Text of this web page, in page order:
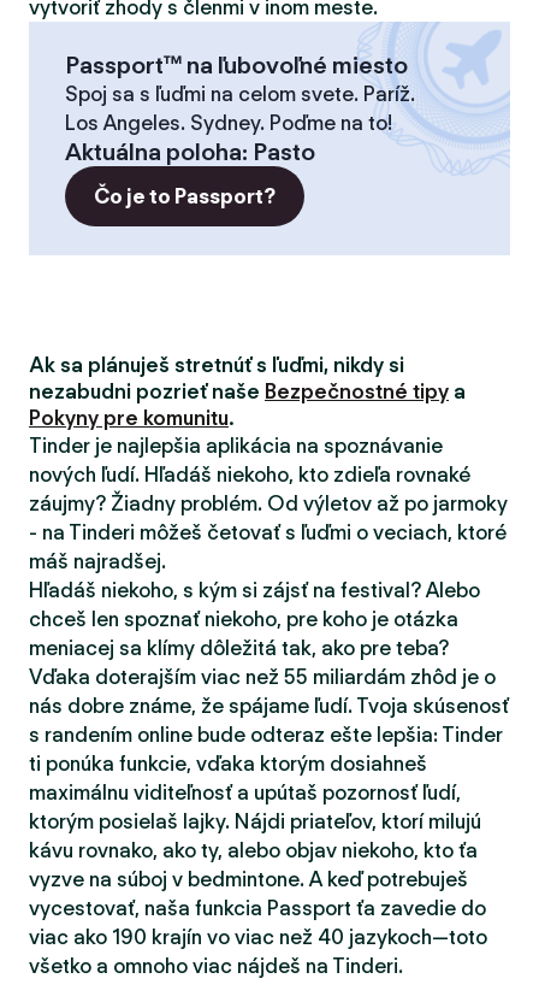
vytvoriť zhody s členmi v inom meste.
Passport™ na ľubovoľné miesto
Spoj sa s ľuďmi na celom svete. Paríž.
Los Angeles. Sydney. Poďme na to!
Aktuálna poloha: Pasto
Čo je to Passport?
Ak sa plánuješ stretnúť s ľuďmi, nikdy si
nezabudni pozrieť naše Bezpečnostné tipy a
Pokyny pre komunitu.
Tinder je najlepšia aplikácia na spoznávanie
nových ľudí. Hľadáš niekoho, kto zdieľa rovnaké
záujmy? Žiadny problém. Od výletov až po jarmoky
- na Tinderi môžeš četovať s ľuďmi o veciach, ktoré
máš najradšej.
Hľadáš niekoho, s kým si zájsť na festival? Alebo
chceš len spoznať niekoho, pre koho je otázka
meniacej sa klímy dôležitá tak, ako pre teba?
Vďaka doterajším viac než 55 miliardám zhôd je o
nás dobre známe, že spájame ľudí. Tvoja skúsenosť
s randením online bude odteraz ešte lepšia: Tinder
ti ponúka funkcie, vďaka ktorým dosiahneš
maximálnu viditeľnosť a upútaš pozornosť ľudí,
ktorým posielaš lajky. Nájdi priateľov, ktorí milujú
kávu rovnako, ako ty, alebo objav niekoho, kto ťa
vyzve na súboj v bedmintone. A keď potrebuješ
vycestovať, naša funkcia Passport ťa zavedie do
viac ako 190 krajín vo viac než 40 jazykoch—toto
všetko a omnoho viac nájdeš na Tinderi.